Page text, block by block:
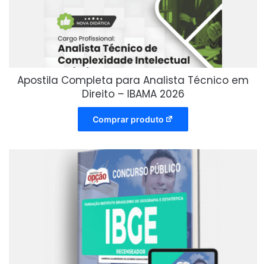
Apostila Completa para Analista Técnico em
Direito – IBAMA 2026
Comprar produto